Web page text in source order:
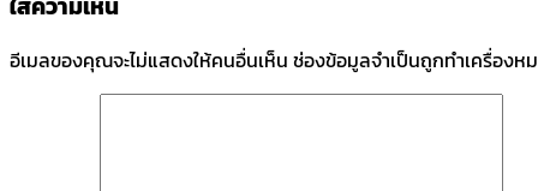
อีเมลของคุณจะไม่แสดงให้คนอื่นเห็น ช่องข้อมูลจำเป็นถูกทำเครื่องห